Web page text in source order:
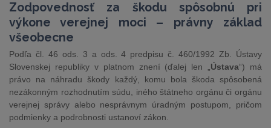
Zodpovednosť za škodu spôsobnú pri
výkone verejnej moci – právny základ
všeobecne
Podľa čl. 46 ods. 3 a ods. 4 predpisu č. 460/1992 Zb. Ústavy
Slovenskej republiky v platnom znení (ďalej len „ Ústava“) má
právo na náhradu škody každý, komu bola škoda spôsobená
nezákonným rozhodnutím súdu, iného štátneho orgánu či orgánu
verejnej správy alebo nesprávnym úradným postupom, pričom
podmienky a podrobnosti ustanoví zákon.